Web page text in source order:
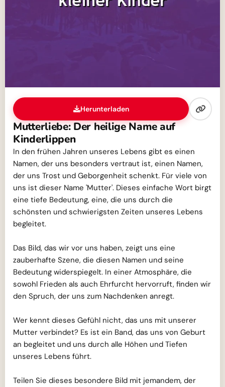
Herunterladen
Mutterliebe: Der heilige Name auf
Kinderlippen
In den frühen Jahren unseres Lebens gibt es einen
Namen, der uns besonders vertraut ist, einen Namen,
der uns Trost und Geborgenheit schenkt. Für viele von
uns ist dieser Name 'Mutter'. Dieses einfache Wort birgt
eine tiefe Bedeutung, eine, die uns durch die
schönsten und schwierigsten Zeiten unseres Lebens
begleitet.
Das Bild, das wir vor uns haben, zeigt uns eine
zauberhafte Szene, die diesen Namen und seine
Bedeutung widerspiegelt. In einer Atmosphäre, die
sowohl Frieden als auch Ehrfurcht hervorruft, finden wir
den Spruch, der uns zum Nachdenken anregt.
Wer kennt dieses Gefühl nicht, das uns mit unserer
Mutter verbindet? Es ist ein Band, das uns von Geburt
an begleitet und uns durch alle Höhen und Tiefen
unseres Lebens führt.
Teilen Sie dieses besondere Bild mit jemandem, der